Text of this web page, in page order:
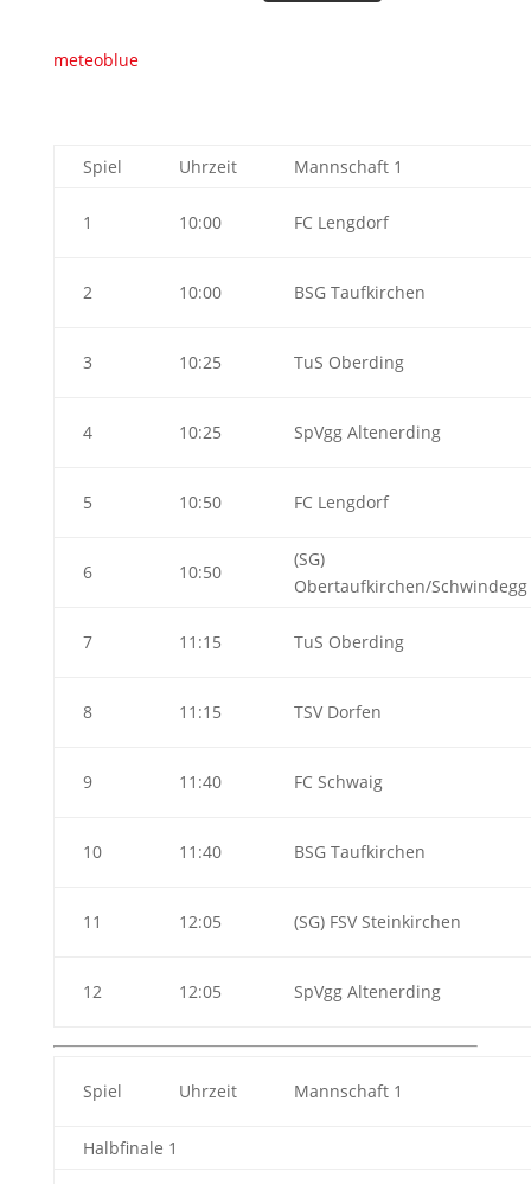
meteoblue
Spiel Uhrzeit Mannschaft 1
1 10:00 FC Lengdorf
2 10:00 BSG Taufkirchen
3 10:25 TuS Oberding
4 10:25 SpVgg Altenerding
5 10:50 FC Lengdorf
6 10:50
(SG)
Obertaufkirchen/Schwindegg
7 11:15 TuS Oberding
8 11:15 TSV Dorfen
9 11:40 FC Schwaig
10 11:40 BSG Taufkirchen
11 12:05 (SG) FSV Steinkirchen
12 12:05 SpVgg Altenerding
Spiel Uhrzeit Mannschaft 1
Halbfinale 1